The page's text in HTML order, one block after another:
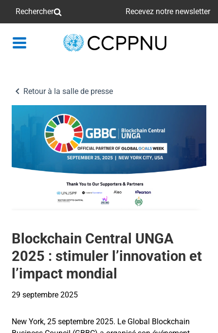
Rechercher Recevez notre newsletter
retour
Retour à la salle de presse
Blockchain Central UNGA
2025 : stimuler l’innovation et
l’impact mondial
29 septembre 2025
New York, 25 septembre 2025. Le Global Blockchain